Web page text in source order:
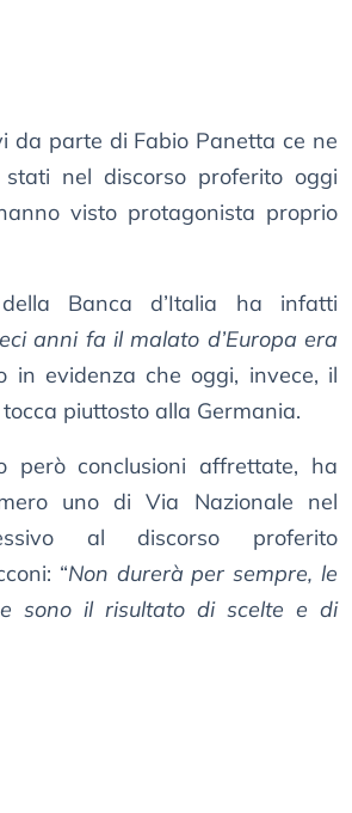
da parte di Fabio Panetta ce ne
stati nel discorso proferito oggi
visto protagonista proprio
Banca d’Italia ha infatti
anni fa il malato d’Europa era
in evidenza che oggi, invece, il
piuttosto alla Germania.
però conclusioni affrettate, ha
uno di Via Nazionale nel
al discorso proferito
“Non durerà per sempre, le
sono il risultato di scelte e di